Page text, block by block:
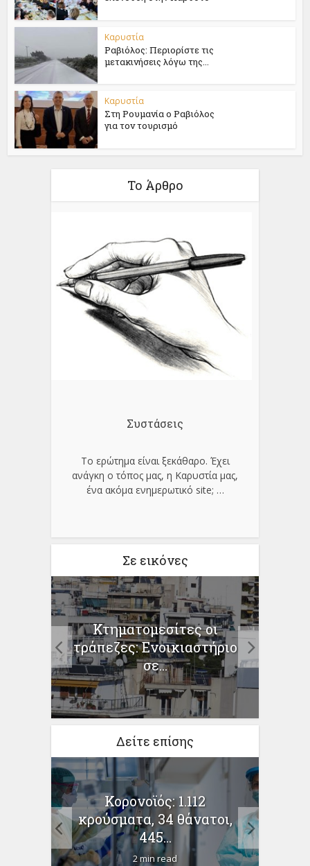
Καρυστία
Ραβιόλος: Περιορίστε τις
μετακινήσεις λόγω της...
Καρυστία
Στη Ρουμανία ο Ραβιόλος
για τον τουρισμό
Το Άρθρο
Συστάσεις
Το ερώτημα είναι ξεκάθαρο. Έχει
ανάγκη ο τόπος μας, η Καρυστία μας,
ένα ακόμα ενημερωτικό site; …
Σε εικόνες
Κτηματομεσίτες οι
τράπεζες: Ενοικιαστήριο
σε...
Δείτε επίσης
Κορονοϊός: 1.112
κρούσματα, 34 θάνατοι,
445...
2 min read